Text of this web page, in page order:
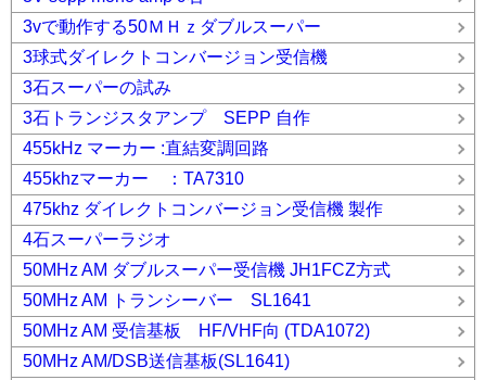
3vで動作する50ＭＨｚダブルスーパー
3球式ダイレクトコンバージョン受信機
3石スーパーの試み
3石トランジスタアンプ SEPP 自作
455kHz マーカー :直結変調回路
455khzマーカー ：TA7310
475khz ダイレクトコンバージョン受信機 製作
4石スーパーラジオ
50MHz AM ダブルスーパー受信機 JH1FCZ方式
50MHz AM トランシーバー SL1641
50MHz AM 受信基板 HF/VHF向 (TDA1072)
50MHz AM/DSB送信基板(SL1641)